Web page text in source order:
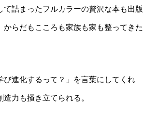
詰まったフルカラーの贅沢な本も出版
らだもこころも家族も家も整ってきた
進化するって？」を言葉にしてくれ
力も掻き立てられる。